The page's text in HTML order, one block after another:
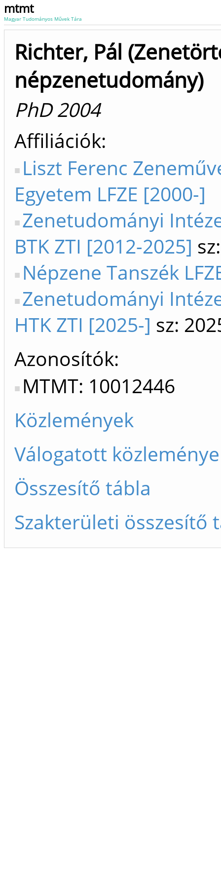
mtmt
Magyar Tudományos Művek Tára
Richter, Pál
népzenetudomány)
PhD 2004
Affiliációk
Liszt Ferenc
Egyetem LFZE [2000-]
Zenetudományi
BTK ZTI [2012-2025]
Népzene Tanszék
Zenetudományi
HTK ZTI [2025-] sz:
Azonosítók
MTMT: 10012446
Közlemények
Válogatott
Összesítő tábla
Szakterületi összesítő